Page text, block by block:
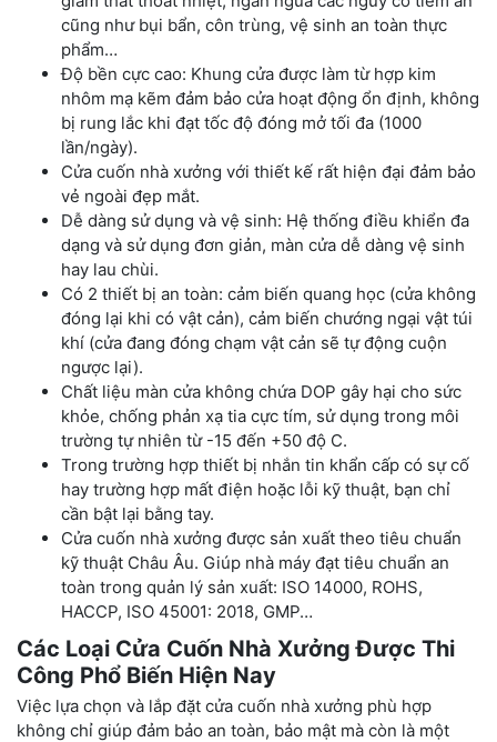
cũng như bụi bẩn, côn trùng, vệ sinh an toàn thực
phẩm…
Độ bền cực cao: Khung cửa được làm từ hợp kim
nhôm mạ kẽm đảm bảo cửa hoạt động ổn định, không
bị rung lắc khi đạt tốc độ đóng mở tối đa (1000
lần/ngày).
Cửa cuốn nhà xưởng với thiết kế rất hiện đại đảm bảo
vẻ ngoài đẹp mắt.
Dễ dàng sử dụng và vệ sinh: Hệ thống điều khiển đa
dạng và sử dụng đơn giản, màn cửa dễ dàng vệ sinh
hay lau chùi.
Có 2 thiết bị an toàn: cảm biến quang học (cửa không
đóng lại khi có vật cản), cảm biến chướng ngại vật túi
khí (cửa đang đóng chạm vật cản sẽ tự động cuộn
ngược lại).
Chất liệu màn cửa không chứa DOP gây hại cho sức
khỏe, chống phản xạ tia cực tím, sử dụng trong môi
trường tự nhiên từ -15 đến +50 độ C.
Trong trường hợp thiết bị nhắn tin khẩn cấp có sự cố
hay trường hợp mất điện hoặc lỗi kỹ thuật, bạn chỉ
cần bật lại bằng tay.
Cửa cuốn nhà xưởng được sản xuất theo tiêu chuẩn
kỹ thuật Châu Âu. Giúp nhà máy đạt tiêu chuẩn an
toàn trong quản lý sản xuất: ISO 14000, ROHS,
HACCP, ISO 45001: 2018, GMP…
Các Loại Cửa Cuốn Nhà Xưởng Được Thi
Công Phổ Biến Hiện Nay
Việc lựa chọn và lắp đặt cửa cuốn nhà xưởng phù hợp
không chỉ giúp đảm bảo an toàn, bảo mật mà còn là một